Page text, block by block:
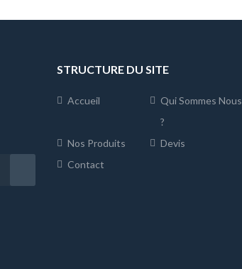
STRUCTURE DU SITE
Accueil
Qui Sommes Nous
?
Nos Produits
Devis
Contact